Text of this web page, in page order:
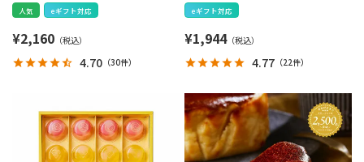
人気 eギフト対応
¥2,160
4.70 （30件）
eギフト対応
¥1,944
4.77 （22件）